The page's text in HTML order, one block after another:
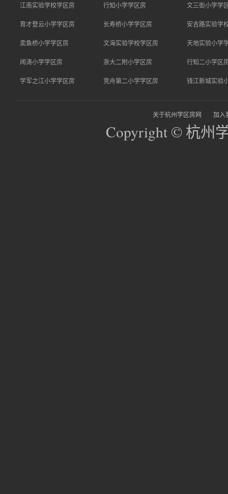
江南实验学校学区房 行知小学学区房 文三街小学学
育才登云小学学区房 长寿桥小学学区房 安吉路实验学
卖鱼桥小学学区房 文海实验学校学区房 天地实验小学
闻涛小学学区房 浙大二附小学区房 行知二小学区
学军之江小学学区房 竞舟第二小学学区房 钱江新城实验
关于杭州学区房网 加入
Copyright © 杭州